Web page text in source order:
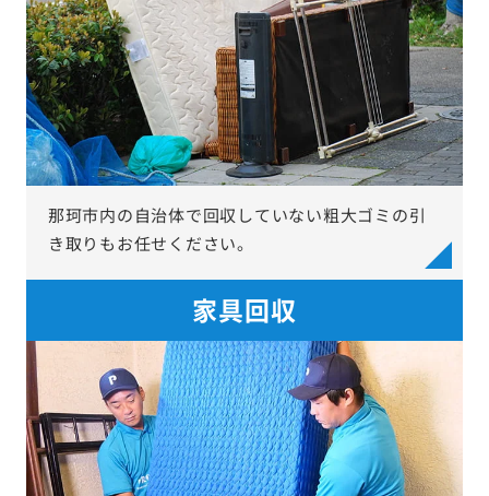
那珂市内の自治体で回収していない粗大ゴミの引
き取りもお任せください。
家具回収